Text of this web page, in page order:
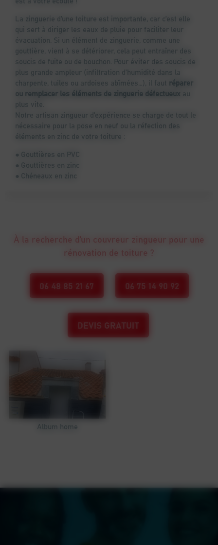
La zinguerie d’une toiture est importante, car c’est elle
qui sert à diriger les eaux de pluie pour faciliter leur
évacuation. Si un élément de zinguerie, comme une
gouttière, vient à se détériorer, cela peut entraîner des
soucis de fuite ou de bouchon. Pour éviter des soucis de
plus grande ampleur (infiltration d’humidité dans la
charpente, tuiles ou ardoises abîmées…), il faut réparer
ou remplacer les éléments de zinguerie défectueux au
plus vite.
Notre artisan zingueur d’expérience se charge de tout le
nécessaire pour la pose en neuf ou la réfection des
éléments en zinc de votre toiture :
Gouttières en PVC
Gouttières en zinc
Chéneaux en zinc
Faîtage
une zinguerie de toiture éclatante et
assuré d’une toiture propre et assurant parfaitement
son rôle de protection de l’habitation.
À la recherche d’un couvreur zingueur pour une
rénovation de toiture ?
06 48 85 21 67 06 75 14 90 92
DEVIS GRATUIT
Album home